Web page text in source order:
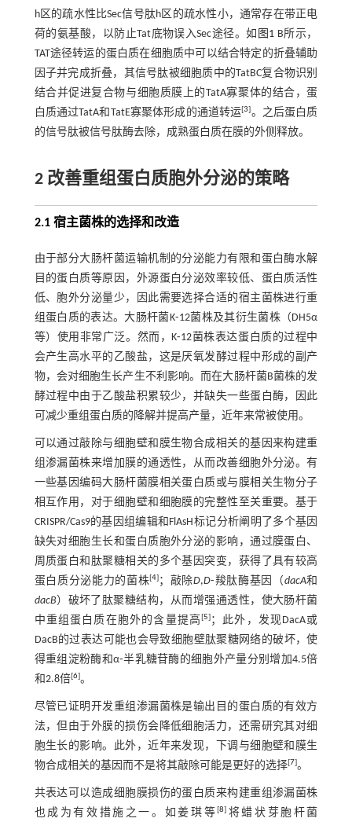
h区的疏水性比Sec信号肽h区的疏水性小，通常存在带正电
荷的氨基酸，以防止Tat底物误入Sec途径。如 图1 B所示，
TAT途径转运的蛋白质在细胞质中可以结合特定的折叠辅助
因子并完成折叠，其信号肽被细胞质中的TatBC复合物识别
结合并促进复合物与细胞质膜上的TatA寡聚体的结合，蛋
白质通过TatA和TatE寡聚体形成的通道转运[3]。之后蛋白质
的信号肽被信号肽酶去除，成熟蛋白质在膜的外侧释放。
2 改善重组蛋白质胞外分泌的策略
2.1 宿主菌株的选择和改造
由于部分大肠杆菌运输机制的分泌能力有限和蛋白酶水解
目的蛋白质等原因，外源蛋白分泌效率较低、蛋白质活性
低、胞外分泌量少，因此需要选择合适的宿主菌株进行重
组蛋白质的表达。大肠杆菌K⁃12菌株及其衍生菌株（DH5α
等）使用非常广泛。然而，K⁃12菌株表达蛋白质的过程中
会产生高水平的乙酸盐，这是厌氧发酵过程中形成的副产
物，会对细胞生长产生不利影响。而在大肠杆菌B菌株的发
酵过程中由于乙酸盐积累较少，并缺失一些蛋白酶，因此
可减少重组蛋白质的降解并提高产量，近年来常被使用。
可以通过敲除与细胞壁和膜生物合成相关的基因来构建重
组渗漏菌株来增加膜的通透性，从而改善细胞外分泌。有
一些基因编码大肠杆菌膜相关蛋白质或与膜相关生物分子
相互作用，对于细胞壁和细胞膜的完整性至关重要。基于
CRISPR/Cas9的基因组编辑和FlAsH标记分析阐明了多个基因
缺失对细胞生长和蛋白质胞外分泌的影响，通过膜蛋白、
周质蛋白和肽聚糖相关的多个基因突变，获得了具有较高
蛋白质分泌能力的菌株[4] ；敲除D,D⁃羧肽酶基因（dacA和
dacB）破坏了肽聚糖结构，从而增强通透性，使大肠杆菌
中重组蛋白质在胞外的含量提高[5] ；此外，发现DacA或
DacB的过表达可能也会导致细胞壁肽聚糖网络的破坏，使
得重组淀粉酶和α⁃半乳糖苷酶的细胞外产量分别增加4.5倍
和2.8倍[6]。
尽管已证明开发重组渗漏菌株是输出目的蛋白质的有效方
法，但由于外膜的损伤会降低细胞活力，还需研究其对细
胞生长的影响。此外，近年来发现，下调与细胞壁和膜生
物合成相关的基因而不是将其敲除可能是更好的选择[7]。
共表达可以造成细胞膜损伤的蛋白质来构建重组渗漏菌株
也成为有效措施之一。如姜琪等[8] 将蜡状芽胞杆菌